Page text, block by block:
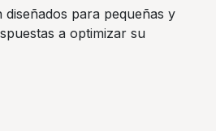
para pequeñas y
a optimizar su